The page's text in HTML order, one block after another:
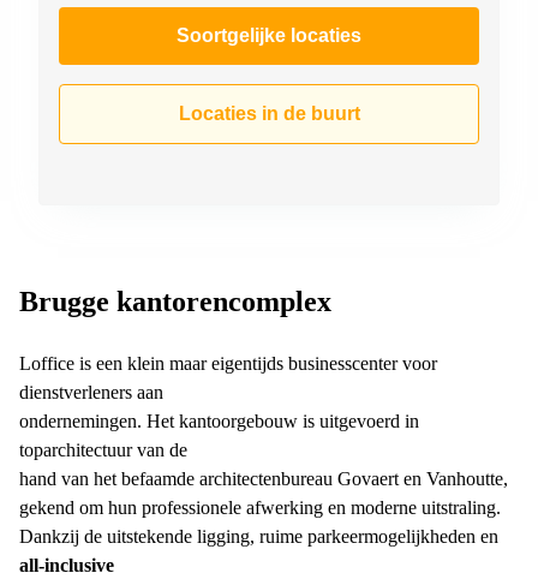
Soortgelijke locaties
Locaties in de buurt
Brugge kantorencomplex
Loffice is een klein maar eigentijds businesscenter voor
dienstverleners aan
ondernemingen. Het kantoorgebouw is uitgevoerd in
toparchitectuur van de
hand van het befaamde architectenbureau Govaert en Vanhoutte,
gekend om hun professionele afwerking en moderne uitstraling.
Dankzij de uitstekende ligging, ruime parkeermogelijkheden en
all-inclusive